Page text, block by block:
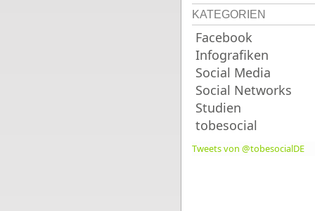
KATEGORIEN
Facebook
Infografiken
Social Media
Social Networks
Studien
tobesocial
Tweets von @tobesocialDE